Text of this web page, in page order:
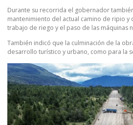
Durante su recorrida el gobernador
mantenimiento del actual camino de ripio y
trabajo de riego y el paso de las máquinas
También indicó que la culminación de la
desarrollo turístico y urbano, como para la